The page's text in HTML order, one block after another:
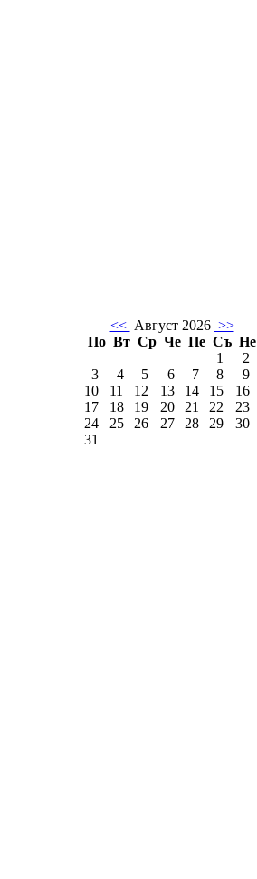
<< Август 2026 >>
По Вт Ср Че Пе Съ Не
1
2
3
4 5 6 7 8
9
10
11 12 13 14 15
16
17
18 19 20 21 22
23
24
25 26 27 28 29
30
31